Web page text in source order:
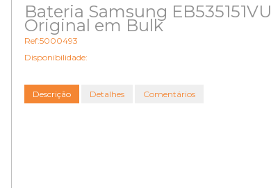
Bateria Samsung EB535151VU
Original em Bulk
Ref:5000493
Disponibilidade:
Descrição Detalhes Comentários